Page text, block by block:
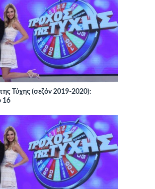
Τύχης (σεζόν 2019-2020):
16